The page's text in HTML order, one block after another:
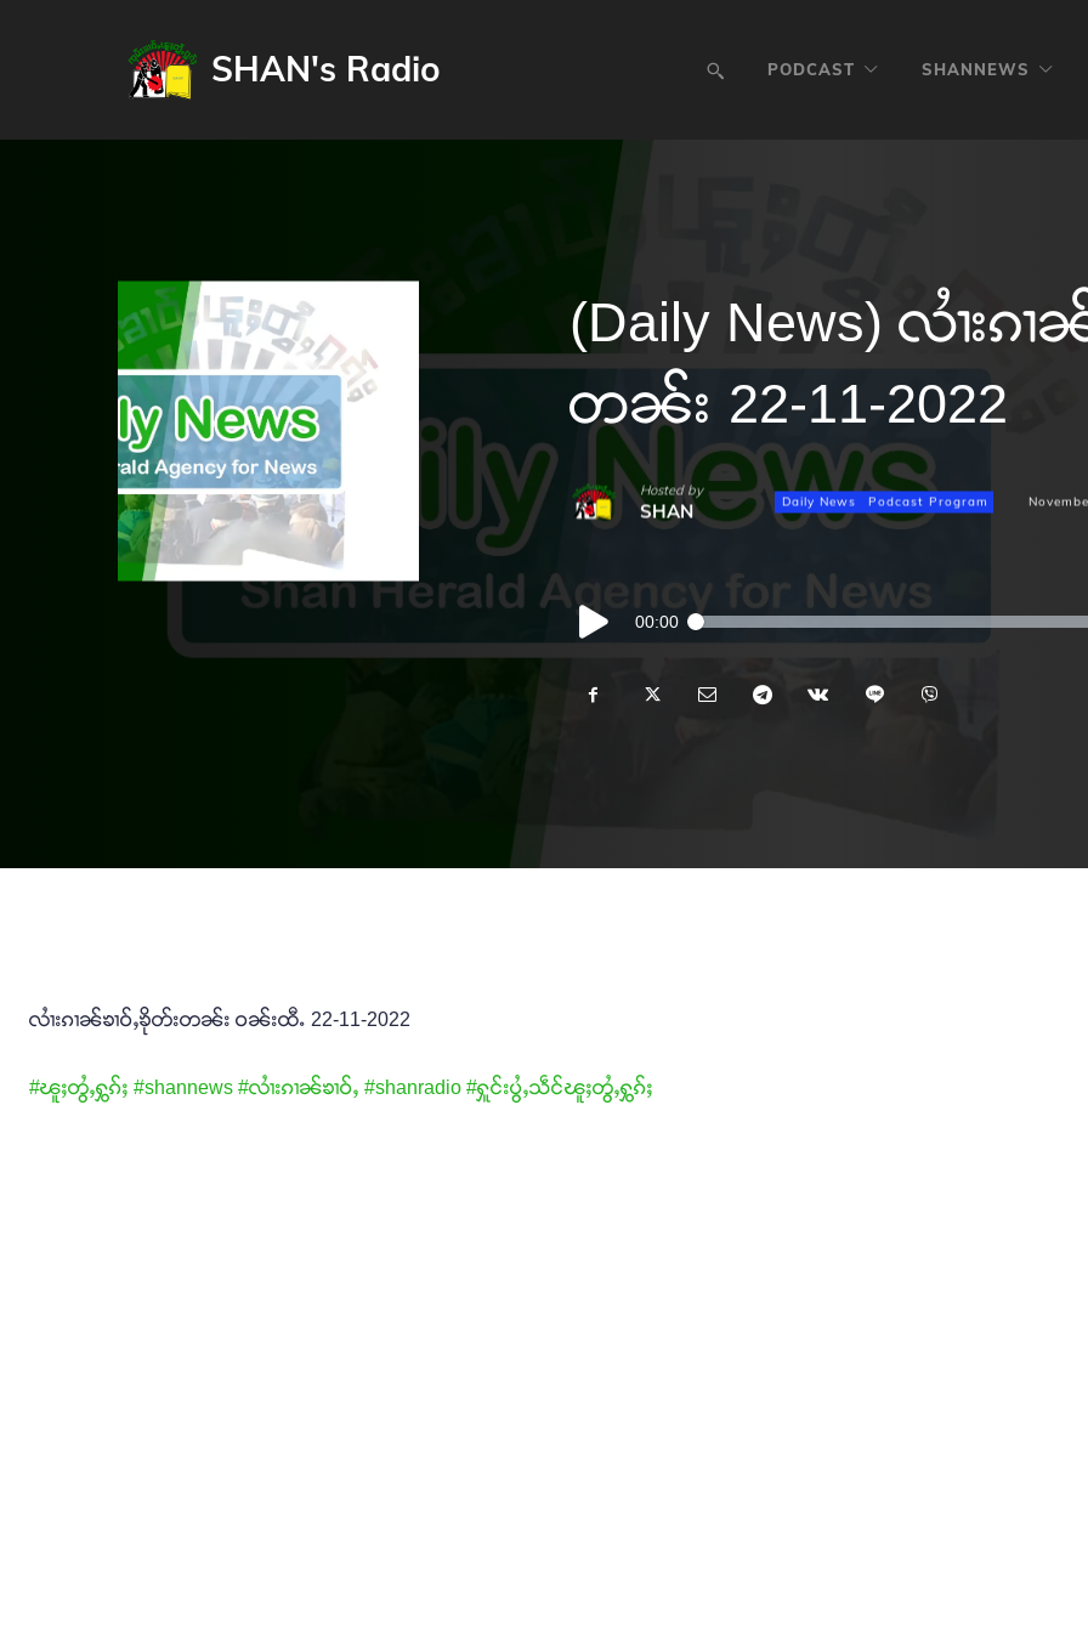
SHAN's Radio PODCAST SHANNEWS
(Daily News) လၢႆးၵၢ
တၼ်း 22-11-2022
Hosted by
SHAN Daily News Podcast Program
Audio
Player
00:00
လၢႆးၵၢၼ်ၶၢဝ်ႇၶိုတ်းတၼ်း ဝၼ်းထီႉ 22-11-2022
#ၽူႈတွႆႇႁွၵ်ႈ #shannews #လၢႆးၵၢၼ်ၶၢဝ်ႇ #shanradio #ႁူင်းပွႆႇသဵင်ၽူႈတွႆႇႁွၵ်ႈ